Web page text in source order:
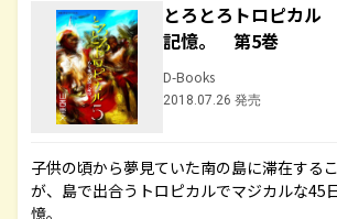
とろとろトロピカル
記憶。 第5巻
D-Books
2018.07.26 発売
子供の頃から夢見ていた南の島に滞在する
が、島で出合うトロピカルでマジカルな45
憶。